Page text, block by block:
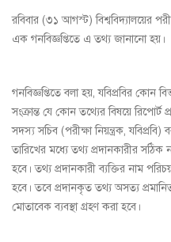
রবিবার (৩১ আগস্ট) বিশ্ববিদ্যালয়ের
এক গনবিজ্ঞপ্তিতে এ তথ্য জানানো হয়।
গনবিজ্ঞপ্তিতে বলা হয়, যবিপ্রবির কোন
সংক্রান্ত যে কোন তথ্যের বিষয়ে
সদস্য সচিব (পরীক্ষা নিয়ন্ত্রক,
তারিখের মধ্যে তথ্য প্রদানকারীর সঠিক
হবে। তথ্য প্রদানকারী ব্যক্তির নাম
হবে। তবে প্রদানকৃত তথ্য অসত্য
মোতাবেক ব্যবস্থা গ্রহণ করা হবে।